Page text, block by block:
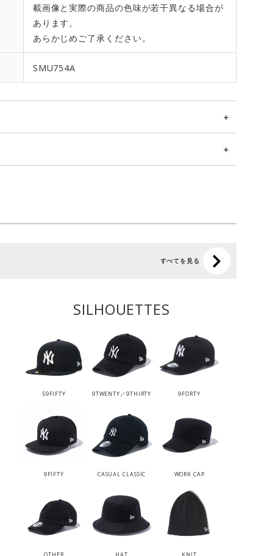
載画像と実際の商品の色味が若干異なる場合が
あります。
あらかじめご了承ください。
SMU754A
すべてを見る
SILHOUETTES
59FIFTY 9TWENTY／9THIRTY 9FORTY
9FIFTY CASUAL CLASSIC WORK CAP